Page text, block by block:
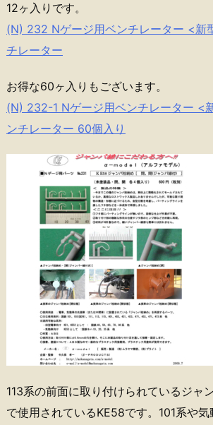
12ヶ入りです。
(N) 232 Nゲージ用ベンチレーター <新
チレーター
お得な60ヶ入りもございます。
(N) 232-1 Nゲージ用ベンチレーター <
ンチレーター 60個入り
113系の前面に取り付けられているジャ
で使用されているKE58です。101系や